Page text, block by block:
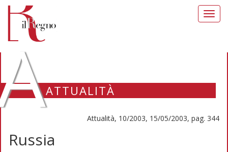
ATTUALITÀ
Attualità, 10/2003, 15/05/2003, pag. 344
Russia